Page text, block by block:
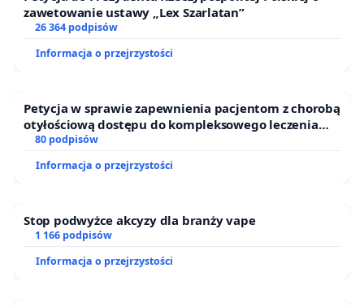
nadać mu status pomnika przyrody pod nazwą
"Dąb Geralt" - na cześć głównego bohatera gry
Jako, że w tym roku przypada 10 rocznica ukazania
się gry "Wiedźmin 3", jest to doskonała okazja do
dbającego o środowisko naturalne.
Z poważaniem,
zawetowanie ustawy „Lex Szarlatan”
26 364 podpisów
Informacja o przejrzystości
Petycja w sprawie zapewnienia pacjentom z chorobą
otyłościową dostępu do kompleksowego leczenia
oraz programów profilaktycznych.
80 podpisów
Informacja o przejrzystości
Stop podwyżce akcyzy dla branży vape
1 166 podpisów
Informacja o przejrzystości